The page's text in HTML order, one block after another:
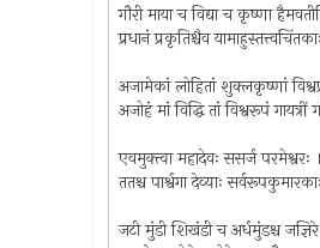
गौरी माया च विद्या च कृष्णा
प्रधानं प्रकृतिश्चैव
अजामेकां लोहितां शुक्लकृष्णां
अजोहं मां विद्धि तां विश्वरूपं
एवमुक्त्वा महादेवः ससर्ज परमेश्वरः
ततश्च पार्श्वगा देव्याः
जटी मुंडी शिखंडी च अर्धमुंडश्च